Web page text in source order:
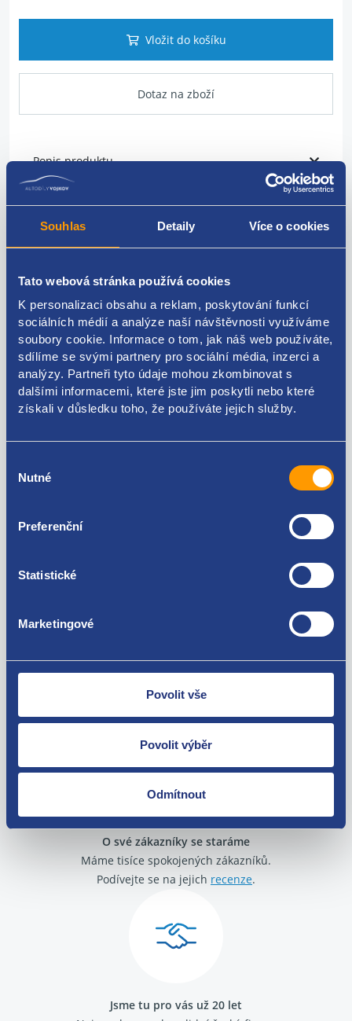
Souhlas Detaily Více o cookies
Tato webová stránka používá cookies
K personalizaci obsahu a reklam, poskytování funkcí
sociálních médií a analýze naší návštěvnosti využíváme
soubory cookie. Informace o tom, jak náš web používáte,
sdílíme se svými partnery pro sociální média, inzerci a
analýzy. Partneři tyto údaje mohou zkombinovat s
dalšími informacemi, které jste jim poskytli nebo které
získali v důsledku toho, že používáte jejich služby.
souhlasu
Nutné
Preferenční
Statistické
Marketingové
Povolit vše
Povolit výběr
Odmítnout
Vložit do košíku
Dotaz na zboží
Popis produktu
plynová vzpěra kufru
VAG originál: 6Y5827550A
Kódy produktu
6Y5827550A
Škoda Fabia I 1999-2007
Nejste spokojeni? Vyřešíme to!
Zboží můžete vrátit do 60 dnů od
zakoupení. Nebo vám pošleme náhradu.
O své zákazníky se staráme
Máme tisíce spokojených zákazníků.
Podívejte se na jejich recenze.
Jsme tu pro vás už 20 let